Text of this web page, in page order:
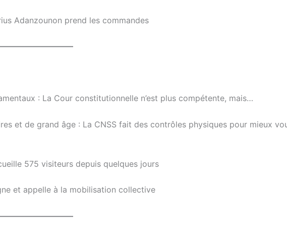
Adanzounon prend les commandes
: La Cour constitutionnelle n’est plus compétente, mais…
et de grand âge : La CNSS fait des contrôles physiques pour mieux
575 visiteurs depuis quelques jours
et appelle à la mobilisation collective